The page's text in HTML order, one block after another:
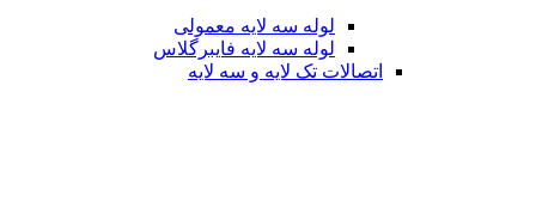
لوله سه لایه معمولی
لوله سه لایه فایبرگلاس
اتصالات تک لایه و سه لایه